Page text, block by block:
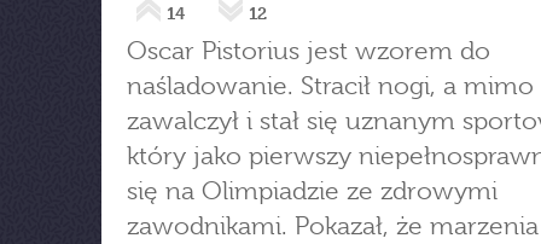
14 12
Oscar Pistorius jest wzorem do
naśladowanie. Stracił nogi, a
zawalczył i stał się uznanym
który jako pierwszy
się na Olimpiadzie ze zdrowymi
zawodnikami. Pokazał, że